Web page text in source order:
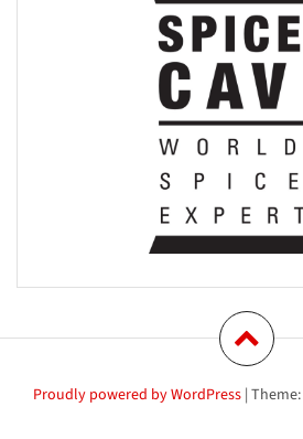
Proudly powered by WordPress | Theme: